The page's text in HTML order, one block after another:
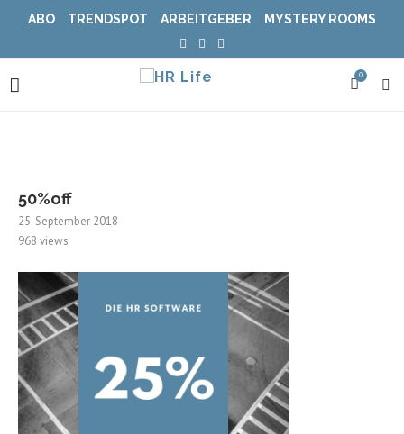
ABO TRENDSPOT ARBEITGEBER MYSTERY ROOMS
0
50%off
25. September 2018
968 views